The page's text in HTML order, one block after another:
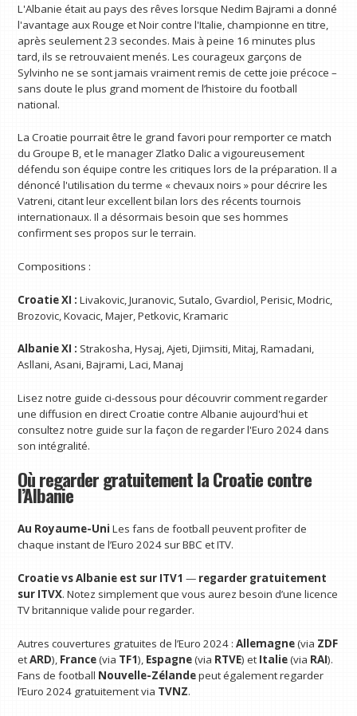
L'Albanie était au pays des rêves lorsque Nedim Bajrami a donné
l'avantage aux Rouge et Noir contre l'Italie, championne en titre,
après seulement 23 secondes. Mais à peine 16 minutes plus
tard, ils se retrouvaient menés. Les courageux garçons de
Sylvinho ne se sont jamais vraiment remis de cette joie précoce –
sans doute le plus grand moment de l’histoire du football
national.
La Croatie pourrait être le grand favori pour remporter ce match
du Groupe B, et le manager Zlatko Dalic a vigoureusement
défendu son équipe contre les critiques lors de la préparation. Il a
dénoncé l'utilisation du terme « chevaux noirs » pour décrire les
Vatreni, citant leur excellent bilan lors des récents tournois
internationaux. Il a désormais besoin que ses hommes
confirment ses propos sur le terrain.
Compositions :
Croatie XI : Livakovic, Juranovic, Sutalo, Gvardiol, Perisic, Modric,
Brozovic, Kovacic, Majer, Petkovic, Kramaric
Albanie XI : Strakosha, Hysaj, Ajeti, Djimsiti, Mitaj, Ramadani,
Asllani, Asani, Bajrami, Laci, Manaj
Lisez notre guide ci-dessous pour découvrir comment regarder
une diffusion en direct Croatie contre Albanie aujourd'hui et
consultez notre guide sur la façon de regarder l'Euro 2024 dans
son intégralité.
Où regarder gratuitement la Croatie contre
l’Albanie
Au Royaume-Uni Les fans de football peuvent profiter de
chaque instant de l’Euro 2024 sur BBC et ITV.
Croatie vs Albanie est sur ITV1— regarder gratuitement
sur ITVX. Notez simplement que vous aurez besoin d’une licence
TV britannique valide pour regarder.
Autres couvertures gratuites de l’Euro 2024 :Allemagne(via ZDF
etARD), France(via TF1), Espagne(via RTVE) et Italie(via RAI).
Fans de football Nouvelle-Zélandepeut également regarder
l’Euro 2024 gratuitement via TVNZ.